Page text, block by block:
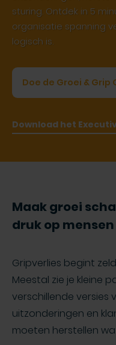
sturing. Ontdek in 5
organisatie spanning
logisch is.
Doe de Groei & Grip
Download het
Maak groei
druk op
Gripverlies begint
Meestal zie je kleine
verschillende versies
uitzonderingen en
moeten herstellen